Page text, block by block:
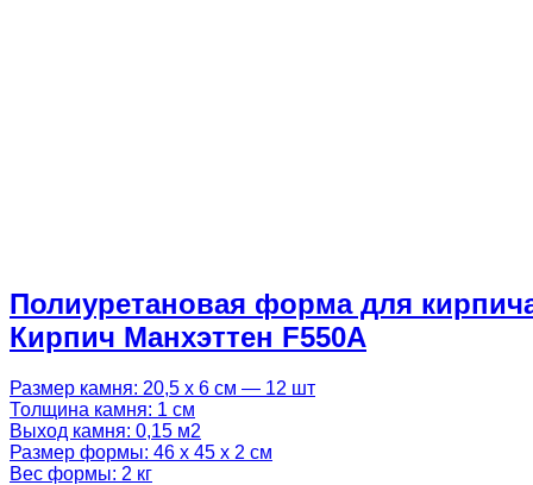
Полиуретановая форма для
Кирпич Манхэттен F550A
Размер камня: 20,5 х 6 см — 12 шт
Толщина камня: 1 см
Выход камня: 0,15 м2
Размер формы: 46 х 45 х 2 см
Вес формы: 2 кг